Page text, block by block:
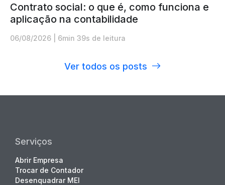
Contrato social: o que é, como funciona e
aplicação na contabilidade
06/08/2026 6min 39s de leitura
Ver todos os posts
Serviços
Abrir Empresa
Trocar de Contador
Desenquadrar MEI